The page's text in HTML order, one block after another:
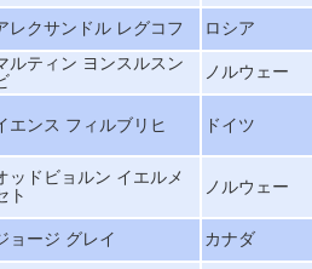
レクサンドル レグコフ ロシア
ルティン ヨンスルスン
ノルウェー
エンス フィルブリヒ ドイツ
ッドビョルン イエルメ
ト
ノルウェー
ョージ グレイ カナダ